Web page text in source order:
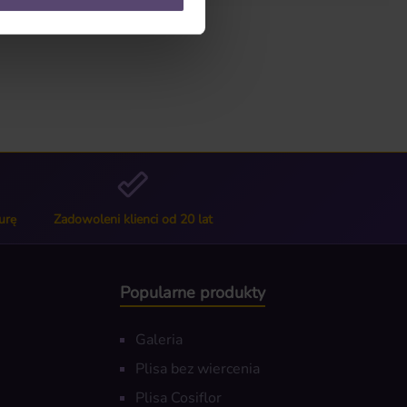
Zadowoleni klienci od 20 lat
Popularne produkty
Galeria
Plisa bez wiercenia
Plisa Cosiflor